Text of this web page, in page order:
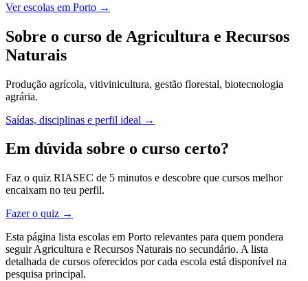
Ver escolas em Porto →
Sobre o curso de Agricultura e Recursos
Naturais
Produção agrícola, vitivinicultura, gestão florestal, biotecnologia
agrária.
Saídas, disciplinas e perfil ideal →
Em dúvida sobre o curso certo?
Faz o quiz RIASEC de 5 minutos e descobre que cursos melhor
encaixam no teu perfil.
Fazer o quiz →
Esta página lista escolas em Porto relevantes para quem pondera
seguir Agricultura e Recursos Naturais no secundário. A lista
detalhada de cursos oferecidos por cada escola está disponível na
pesquisa principal.